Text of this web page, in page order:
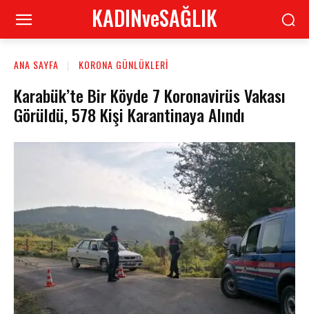
KADINveSAĞLIK
ANA SAYFA KORONA GÜNLÜKLERI
Karabük’te Bir Köyde 7 Koronavirüs Vakası
Görüldü, 578 Kişi Karantinaya Alındı